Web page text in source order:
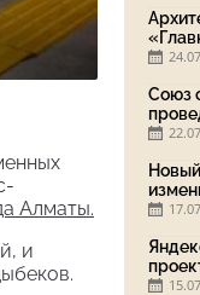
Алматы.
и
Союз